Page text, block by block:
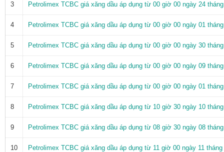
3 Petrolimex TCBC giá xăng dầu áp dụng từ 00 giờ 00 ngày 24
4 Petrolimex TCBC giá xăng dầu áp dụng từ 00 giờ 00 ngày 01
5 Petrolimex TCBC giá xăng dầu áp dụng từ 00 giờ 00 ngày 30
6 Petrolimex TCBC giá xăng dầu áp dụng từ 00 giờ 00 ngày 09
7 Petrolimex TCBC giá xăng dầu áp dụng từ 00 giờ 00 ngày 01
8 Petrolimex TCBC giá xăng dầu áp dụng từ 10 giờ 30 ngày 10
9 Petrolimex TCBC giá xăng dầu áp dụng từ 08 giờ 30 ngày 08
10 Petrolimex TCBC giá xăng dầu áp dụng từ 11 giờ 00 ngày 11